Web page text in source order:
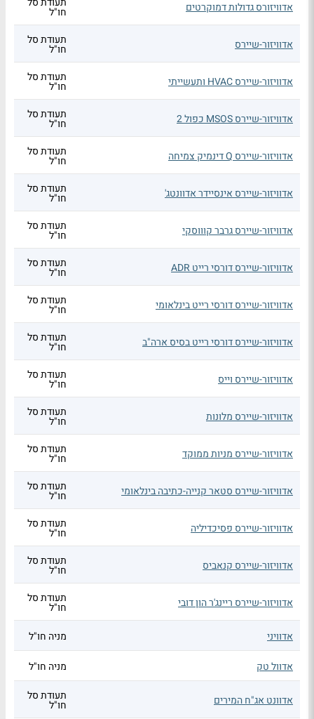
אדוויזורס גדולות דמוקרטים חו"ל
אדוויזור-שיירס תעודת סל
חו"ל
אדוויזור-שיירס HVAC ותעשייתי תעודת סל
חו"ל
אדוויזור-שיירס MSOS כפול 2 תעודת סל
חו"ל
אדוויזור-שיירס Q דינמיק צמיחה תעודת סל
חו"ל
אדוויזור-שיירס אינסיידר אדוונטג' תעודת סל
חו"ל
אדוויזור-שיירס גרבר קוווסקי תעודת סל
חו"ל
אדוויזור-שיירס דורסי רייט ADR תעודת סל
חו"ל
אדוויזור-שיירס דורסי רייט בינלאומי תעודת סל
חו"ל
אדוויזור-שיירס דורסי רייט בסיס ארה"ב תעודת סל
חו"ל
אדוויזור-שיירס וייס תעודת סל
חו"ל
אדוויזור-שיירס מלונות תעודת סל
חו"ל
אדוויזור-שיירס מניות ממוקד תעודת סל
חו"ל
אדוויזור-שיירס סטאר קנייה-כתיבה בינלאומי תעודת סל
חו"ל
אדוויזור-שיירס פסיכדיליה תעודת סל
חו"ל
אדוויזור-שיירס קנאביס תעודת סל
חו"ל
אדוויזור-שיירס ריינג'ר הון דובי תעודת סל
חו"ל
אדוויני
מניה חו"ל
אדוול טק מניה חו"ל
אדוונט אג"ח המירים תעודת סל
חו"ל